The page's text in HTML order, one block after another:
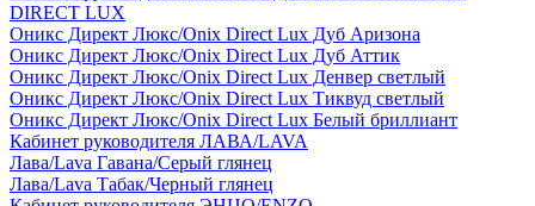
DIRECT LUX
Оникс Директ Люкс/Onix Direct Lux Дуб Аризона
Оникс Директ Люкс/Onix Direct Lux Дуб Аттик
Оникс Директ Люкс/Onix Direct Lux Денвер светлый
Оникс Директ Люкс/Onix Direct Lux Тиквуд светлый
Оникс Директ Люкс/Onix Direct Lux Белый бриллиант
Кабинет руководителя ЛАВА/LAVA
Лава/Lava Гавана/Серый глянец
Лава/Lava Табак/Черный глянец